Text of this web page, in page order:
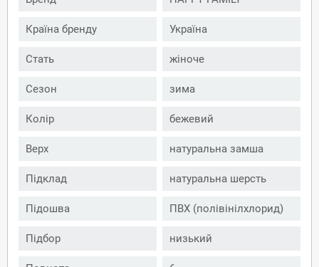
Країна бренду Україна
Стать жіноче
Сезон зима
Колір бежевий
Верх натуральна замша
Підклад натуральна шерсть
Підошва ПВХ (полівінілхлорид)
Підбор низький